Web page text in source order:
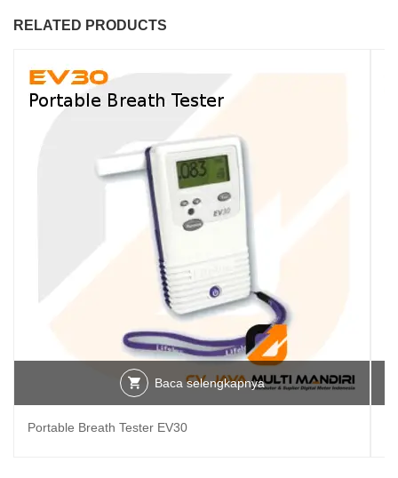
RELATED PRODUCTS
Baca selengkapnya
Portable Breath Tester EV30